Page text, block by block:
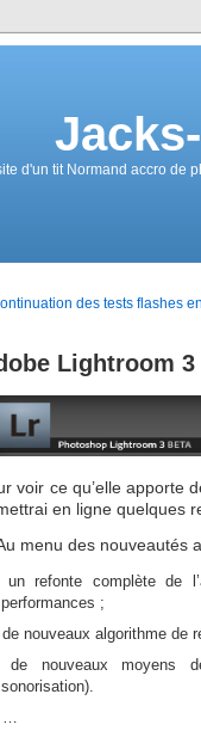
d'un tit Normand accro de
des tests flashes
Lightroom
voir ce qu’elle apporte
en ligne quelques
menu des nouveautés
un refonte complète de
performances ;
de nouveaux algorithme de
de nouveaux moyens
sonorisation).